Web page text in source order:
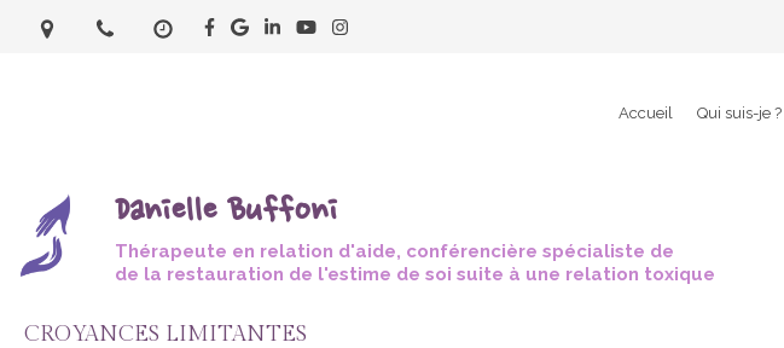
Accueil Qui suis-je ?
Danielle Buffoni
Thérapeute en relation d'aide, conférencière spécialiste de
de la restauration de l'estime de soi suite à une relation toxique
CROYANCES LIMITANTES